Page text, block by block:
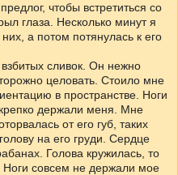
чтобы встретиться со
глаза. Несколько минут я
а потом потянулась к его
сливок. Он нежно
целовать. Стоило мне
в пространстве. Ноги
держали меня. Мне
от его губ, таких
на его груди. Сердце
Голова кружилась, то
Ноги совсем не держали мое